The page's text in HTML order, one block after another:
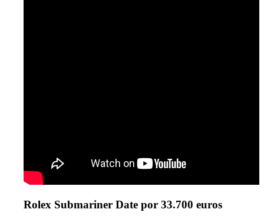
Rolex Submariner Date por 33.700 euros